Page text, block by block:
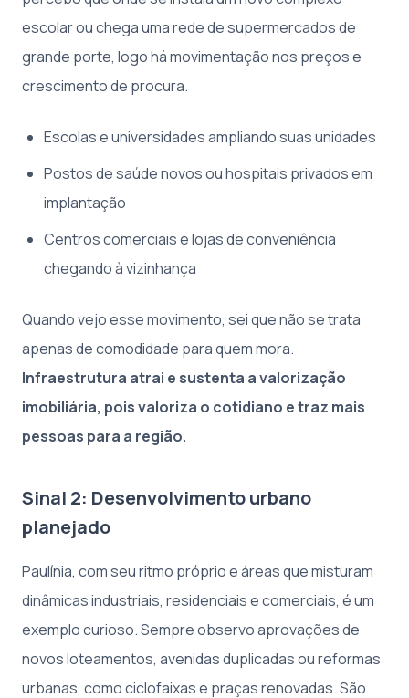
escolar ou chega uma rede de supermercados de
grande porte, logo há movimentação nos preços e
crescimento de procura.
Escolas e universidades ampliando suas unidades
Postos de saúde novos ou hospitais privados em
implantação
Centros comerciais e lojas de conveniência
chegando à vizinhança
Quando vejo esse movimento, sei que não se trata
apenas de comodidade para quem mora.
Infraestrutura atrai e sustenta a valorização
imobiliária, pois valoriza o cotidiano e traz mais
pessoas para a região.
Sinal 2: Desenvolvimento urbano
planejado
Paulínia, com seu ritmo próprio e áreas que misturam
dinâmicas industriais, residenciais e comerciais, é um
exemplo curioso. Sempre observo aprovações de
novos loteamentos, avenidas duplicadas ou reformas
urbanas, como ciclofaixas e praças renovadas. São